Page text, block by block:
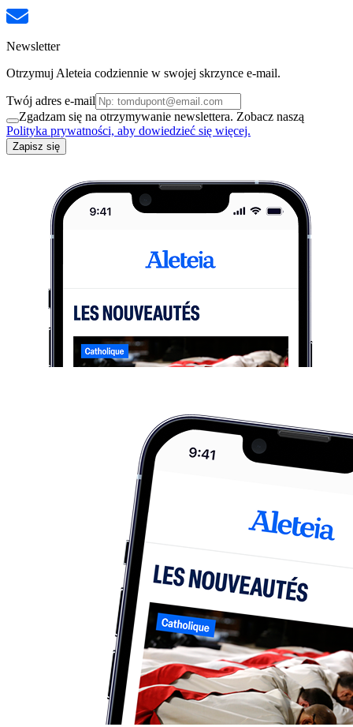
Newsletter
Otrzymuj Aleteia codziennie w swojej skrzynce e-mail.
Twój adres e-mail
Zgadzam się na otrzymywanie newslettera. Zobacz naszą
Polityka prywatności, aby dowiedzieć się więcej.
Zapisz się